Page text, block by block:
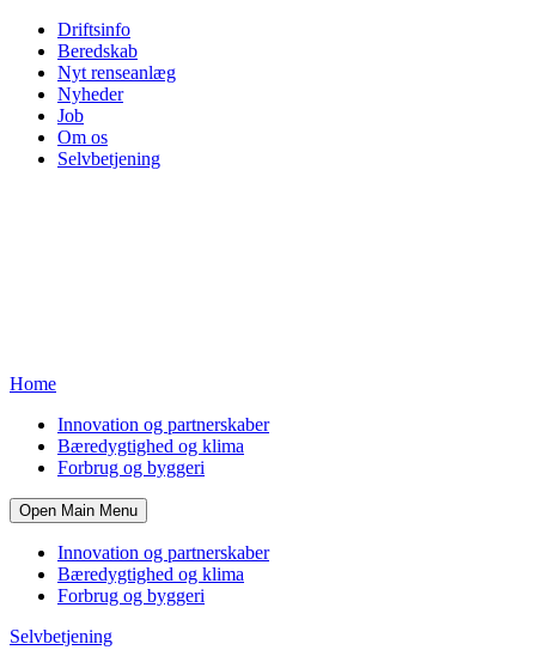
Driftsinfo
Beredskab
Nyt renseanlæg
Nyheder
Job
Om os
Selvbetjening
Home
Innovation og partnerskaber
Bæredygtighed og klima
Forbrug og byggeri
Open Main Menu
Innovation og partnerskaber
Bæredygtighed og klima
Forbrug og byggeri
Selvbetjening